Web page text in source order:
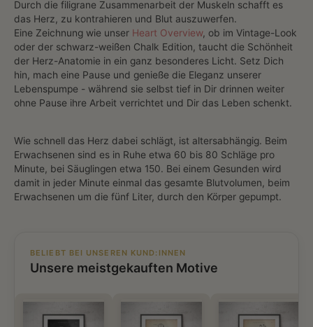
Durch die filigrane Zusammenarbeit der Muskeln schafft es
das Herz, zu kontrahieren und Blut auszuwerfen.
Eine Zeichnung wie unser Heart Overview, ob im Vintage-Look
oder der schwarz-weißen Chalk Edition, taucht die Schönheit
der Herz-Anatomie in ein ganz besonderes Licht. Setz Dich
hin, mach eine Pause und genieße die Eleganz unserer
Lebenspumpe - während sie selbst tief in Dir drinnen weiter
ohne Pause ihre Arbeit verrichtet und Dir das Leben schenkt.
Wie schnell das Herz dabei schlägt, ist altersabhängig. Beim
Erwachsenen sind es in Ruhe etwa 60 bis 80 Schläge pro
Minute, bei Säuglingen etwa 150. Bei einem Gesunden wird
damit in jeder Minute einmal das gesamte Blutvolumen, beim
Erwachsenen um die fünf Liter, durch den Körper gepumpt.
BELIEBT BEI UNSEREN KUND:INNEN
Unsere meistgekauften Motive